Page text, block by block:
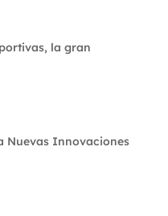
la gran
Nuevas Innovaciones